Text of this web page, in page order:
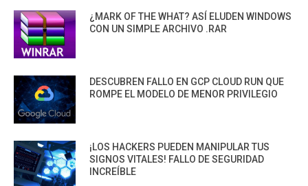
¿MARK OF THE WHAT? ASÍ ELUDEN WINDOWS
CON UN SIMPLE ARCHIVO .RAR
DESCUBREN FALLO EN GCP CLOUD RUN QUE
ROMPE EL MODELO DE MENOR PRIVILEGIO
¡LOS HACKERS PUEDEN MANIPULAR TUS
SIGNOS VITALES! FALLO DE SEGURIDAD
INCREÍBLE